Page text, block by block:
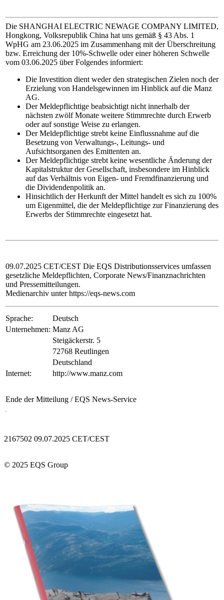
Die SHANGHAI ELECTRIC NEWAGE COMPANY LIMITED,
Hongkong, Volksrepublik China hat uns gemäß § 43 Abs. 1
WpHG am 23.06.2025 im Zusammenhang mit der Überschreitung
bzw. Erreichung der 10%-Schwelle oder einer höheren Schwelle
vom 03.06.2025 über Folgendes informiert:
Die Investition dient weder den strategischen Zielen noch der
Erzielung von Handelsgewinnen im Hinblick auf die Manz
AG.
Der Meldepflichtige beabsichtigt nicht innerhalb der
nächsten zwölf Monate weitere Stimmrechte durch Erwerb
oder auf sonstige Weise zu erlangen.
Der Meldepflichtige strebt keine Einflussnahme auf die
Besetzung von Verwaltungs-, Leitungs- und
Aufsichtsorganen des Emittenten an.
Der Meldepflichtige strebt keine wesentliche Änderung der
Kapitalstruktur der Gesellschaft, insbesondere im Hinblick
auf das Verhältnis von Eigen- und Fremdfinanzierung und
die Dividendenpolitik an.
Hinsichtlich der Herkunft der Mittel handelt es sich zu 100%
um Eigenmittel, die der Meldepflichtige zur Finanzierung des
Erwerbs der Stimmrechte eingesetzt hat.
09.07.2025 CET/CEST Die EQS Distributionsservices umfassen
gesetzliche Meldepflichten, Corporate News/Finanznachrichten
und Pressemitteilungen.
Medienarchiv unter https://eqs-news.com
Sprache:
Deutsch
Unternehmen: Manz AG
Steigäckerstr. 5
72768 Reutlingen
Deutschland
Internet:
http://www.manz.com
Ende der Mitteilung / EQS News-Service
2167502 09.07.2025 CET/CEST
© 2025 EQS Group